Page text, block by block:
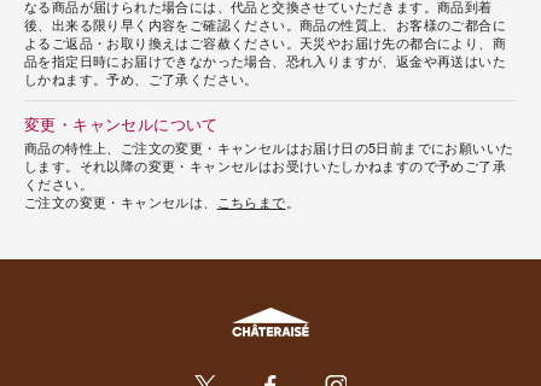
なる商品が届けられた場合には、代品と交換させていただきます。商品到着
後、出来る限り早く内容をご確認ください。商品の性質上、お客様のご都合に
よるご返品・お取り換えはご容赦ください。天災やお届け先の都合により、商
品を指定日時にお届けできなかった場合、恐れ入りますが、返金や再送はいた
しかねます。予め、ご了承ください。
変更・キャンセルについて
商品の特性上、ご注文の変更・キャンセルはお届け日の5日前までにお願いいた
します。それ以降の変更・キャンセルはお受けいたしかねますので予めご了承
ください。
ご注文の変更・キャンセルは、
こちらまで